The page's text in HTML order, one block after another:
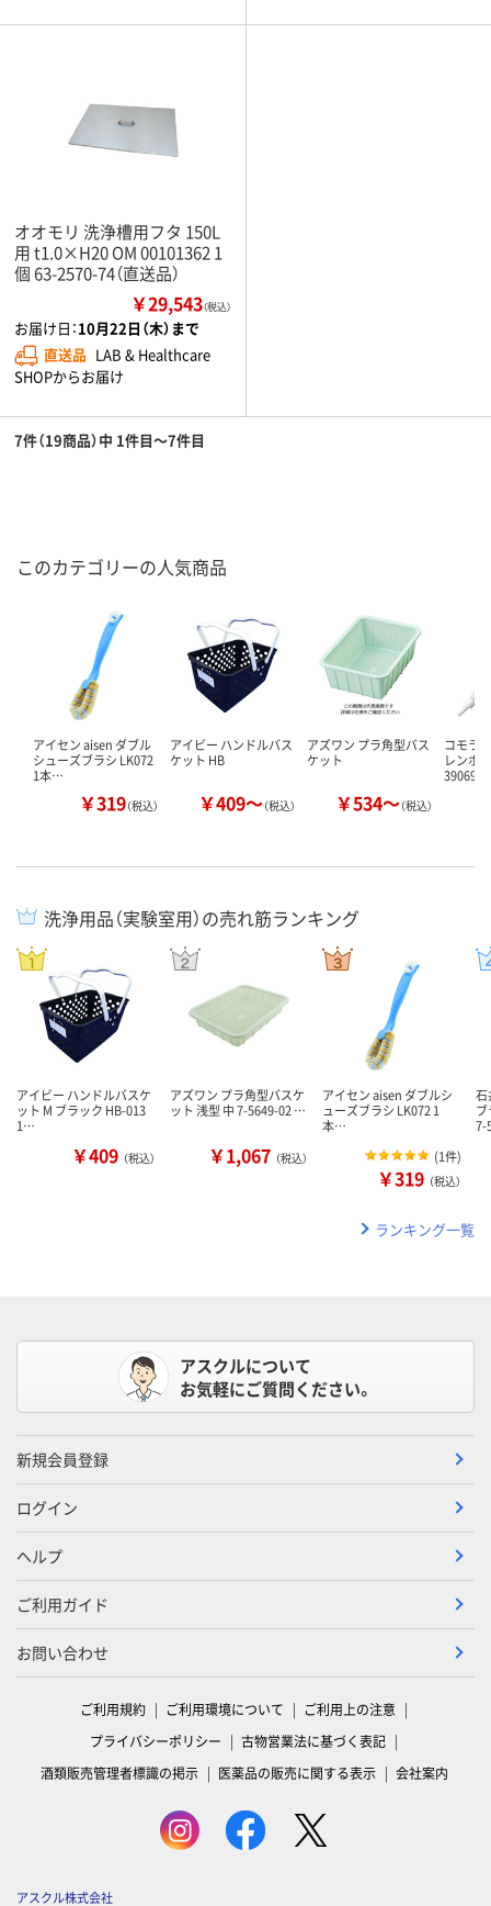
オオモリ 洗浄槽用フタ 150L
用 t1.0×H20 OM 00101362 1
個 63-2570-74（直送品）
￥29,543（税込）
お届け日：10月22日（木）まで
直送品 LAB & Healthcare
SHOPからお届け
7件（19商品）中 1件目～7件目
このカテゴリーの人気商品
アイセン aisen ダブル
シューズブラシ LK072
1本…
￥319（税込）
アイビー ハンドルバス
ケット HB
￥409～（税込）
アズワン プラ角型バス
ケット
￥534～（税込）
コモラ
レンホ
390696
洗浄用品（実験室用）の売れ筋ランキング
アイビー ハンドルバスケ
ット M ブラック HB-013
1…
￥409 （税込）
アズワン プラ角型バスケ
ット 浅型 中 7-5649-02 …
￥1,067 （税込）
アイセン aisen ダブルシ
ューズブラシ LK072 1
本…
(1件)
￥319 （税込）
石
ランキング一覧
アスクルについて
お気軽にご質問ください。
新規会員登録
ログイン
ヘルプ
ご利用ガイド
お問い合わせ
ご利用規約 ご利用環境について
ご利用上の注意
プライバシーポリシー
古物営業法に基づく表記
酒類販売管理者標識の掲示
医薬品の販売に関する表示 会社案内
アスクル株式会社